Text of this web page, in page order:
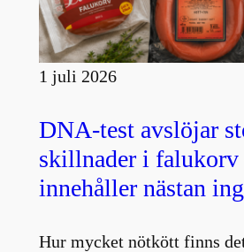
1 juli 2026
DNA-test avslöjar
skillnader i falukorv
innehåller nästan
Hur mycket nötkött finns